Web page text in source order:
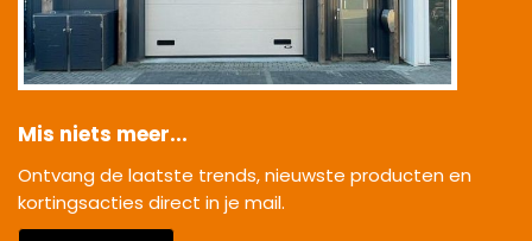
Mis niets meer...
Ontvang de laatste trends, nieuwste producten en
kortingsacties direct in je mail.